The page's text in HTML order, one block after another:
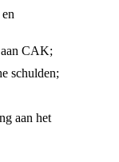
CAK;
schulden;
aan het